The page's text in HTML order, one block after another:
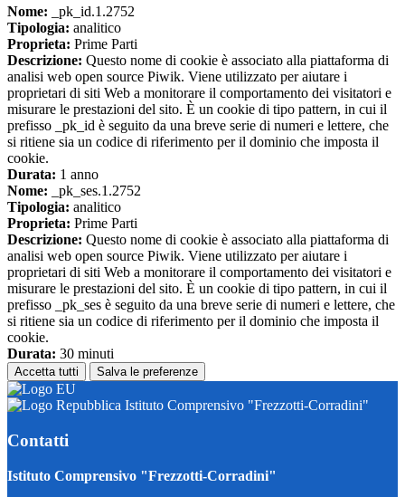
Nome: _pk_id.1.2752
Tipologia: analitico
Proprieta: Prime Parti
Descrizione: Questo nome di cookie è associato alla piattaforma di
analisi web open source Piwik. Viene utilizzato per aiutare i
proprietari di siti Web a monitorare il comportamento dei visitatori e
misurare le prestazioni del sito. È un cookie di tipo pattern, in cui il
prefisso _pk_id è seguito da una breve serie di numeri e lettere, che
si ritiene sia un codice di riferimento per il dominio che imposta il
cookie.
Durata: 1 anno
Nome: _pk_ses.1.2752
Tipologia: analitico
Proprieta: Prime Parti
Descrizione: Questo nome di cookie è associato alla piattaforma di
analisi web open source Piwik. Viene utilizzato per aiutare i
proprietari di siti Web a monitorare il comportamento dei visitatori e
misurare le prestazioni del sito. È un cookie di tipo pattern, in cui il
prefisso _pk_ses è seguito da una breve serie di numeri e lettere, che
si ritiene sia un codice di riferimento per il dominio che imposta il
cookie.
Durata: 30 minuti
Accetta tutti Salva le preferenze
Istituto Comprensivo "Frezzotti-Corradini"
Contatti
Istituto Comprensivo "Frezzotti-Corradini"